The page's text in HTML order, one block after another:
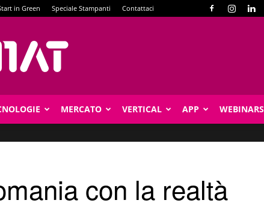
in Green Speciale Stampanti Contattaci
MERCATO VERTICAL APP WEBINARS
con la realtà